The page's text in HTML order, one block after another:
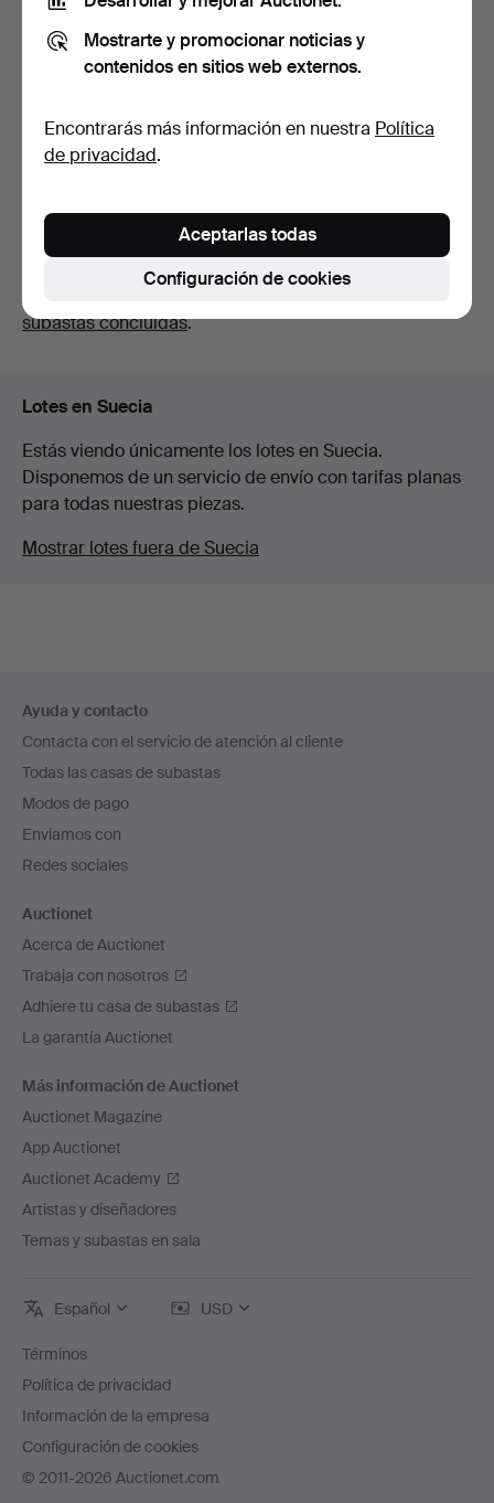
14K, 19 mm, décad…
10 días
Estimación
Suscribir búsqueda
También puedes buscar en
subastas concluidas.
Lotes en Suecia
Estás viendo únicamente los lotes en Suecia.
Disponemos de un servicio de envío con tarifas planas
para todas nuestras piezas.
Mostrar lotes fuera de Suecia
en
el
pie
de
página
Ayuda y contacto
Contacta con el servicio de atención al cliente
Todas las casas de subastas
Modos de pago
Enviamos con
Redes sociales
Auctionet
Acerca de Auctionet
Trabaja con nosotros
Adhiere tu casa de subastas
La garantía Auctionet
Más información de Auctionet
Auctionet Magazine
App Auctionet
Auctionet Academy
Artistas y diseñadores
Temas y subastas en sala
Español USD
Términos
Política de privacidad
Información de la empresa
Configuración de cookies
© 2011-2026 Auctionet.com
Mostrarte y promocionar noticias y
contenidos en sitios web externos.
Encontrarás más información en nuestra Política
de privacidad.
Configuración de cookies
Aceptarlas todas